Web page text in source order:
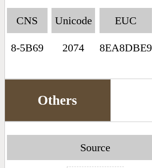
CNS
8-5B69
Unicode
2074
EUC
8EA8DBE9
Others
Source